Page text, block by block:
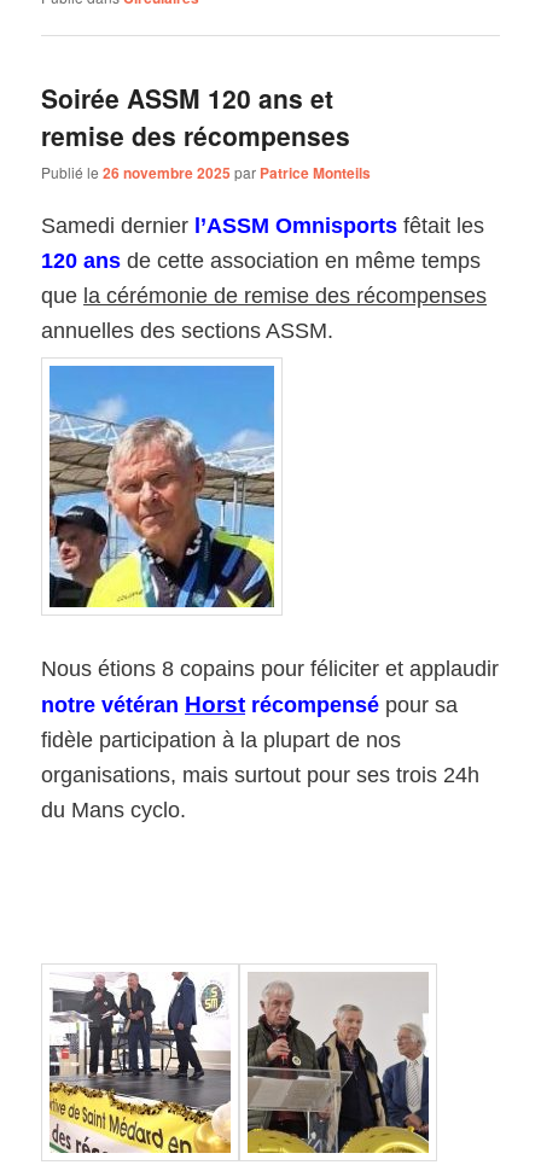
Soirée ASSM 120 ans et
remise des récompenses
Publié le26 novembre 2025 par Patrice Monteils
Samedi dernier l’ASSM Omnisports fêtait les
120 ans de cette association en même temps
que la cérémonie de remise des récompenses
annuelles des sections ASSM.
Nous étions 8 copains pour féliciter et applaudir
notre vétéran Horst récompensé pour sa
fidèle participation à la plupart de nos
organisations, mais surtout pour ses trois 24h
du Mans cyclo.